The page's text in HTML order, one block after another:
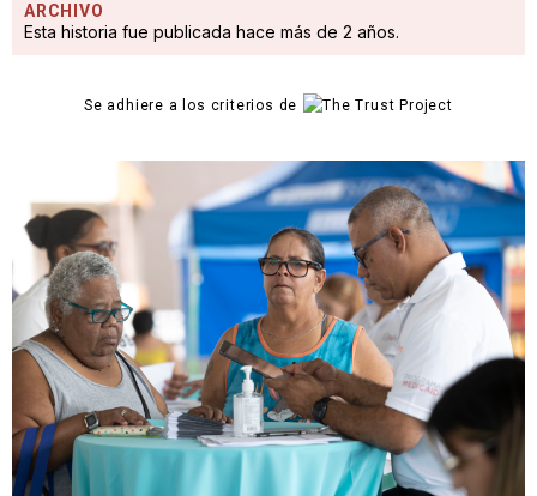
ARCHIVO
Esta historia fue publicada hace más de 2 años.
Se adhiere a los criterios de